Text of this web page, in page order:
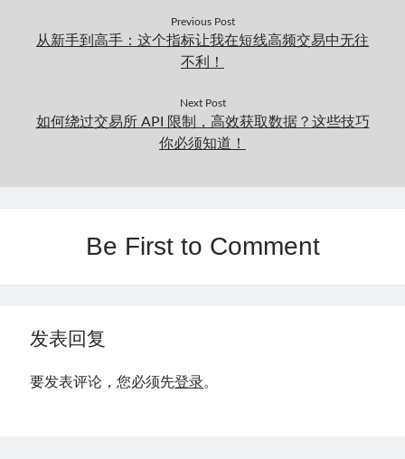
Previous Post
从新手到高手：这个指标让我在短线高频交易中无往
不利！
Next Post
如何绕过交易所 API 限制，高效获取数据？这些技巧
你必须知道！
Be First to Comment
发表回复
要发表评论，您必须先登录。